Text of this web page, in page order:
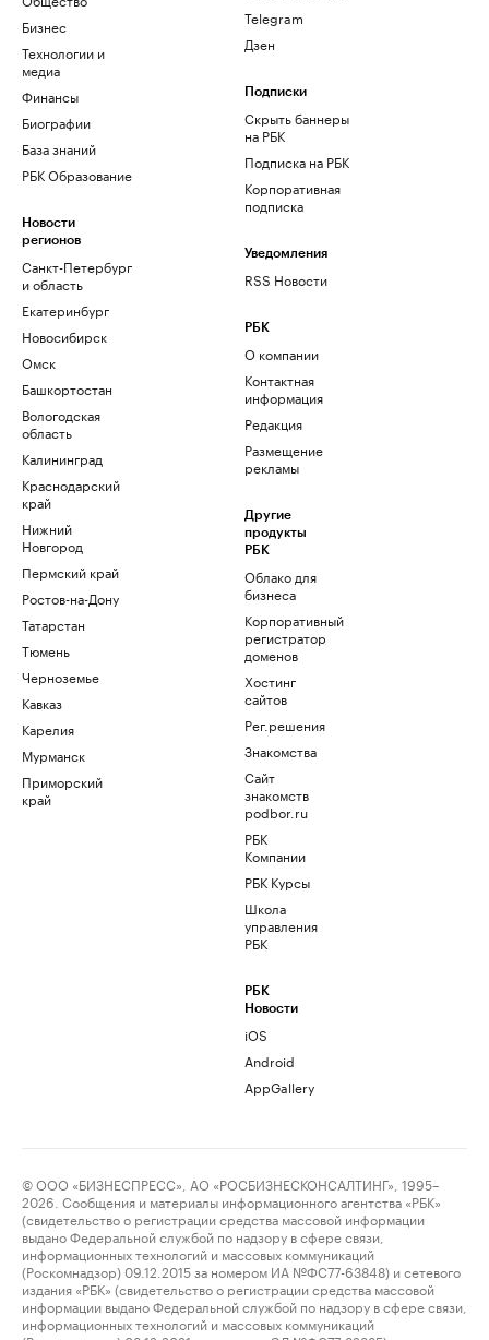
Бизнес
Технологии и
медиа
Финансы
Биографии
База знаний
РБК Образование
Новости
регионов
Санкт-Петербург
и область
Екатеринбург
Новосибирск
Омск
Башкортостан
Вологодская
область
Калининград
Краснодарский
край
Нижний
Новгород
Пермский край
Ростов-на-Дону
Татарстан
Тюмень
Черноземье
Кавказ
Карелия
Мурманск
Приморский
край
Telegram
Дзен
Подписки
Скрыть баннеры
на РБК
Подписка на РБК
Корпоративная
подписка
Уведомления
RSS Новости
РБК
О компании
Контактная
информация
Редакция
Размещение
рекламы
Другие
продукты
РБК
Облако для
бизнеса
Корпоративный
регистратор
доменов
Хостинг
сайтов
Рег.решения
Знакомства
Сайт
знакомств
podbor.ru
РБК
Компании
РБК Курсы
Школа
управления
РБК
РБК
Новости
iOS
Android
AppGallery
© ООО «БИЗНЕСПРЕСС», АО «РОСБИЗНЕСКОНСАЛТИНГ», 1995–
2026. Сообщения и материалы информационного агентства «РБК»
(свидетельство о регистрации средства массовой информации
выдано Федеральной службой по надзору в сфере связи,
информационных технологий и массовых коммуникаций
(Роскомнадзор) 09.12.2015 за номером ИА №ФС77-63848) и сетевого
издания «РБК» (свидетельство о регистрации средства массовой
информации выдано Федеральной службой по надзору в сфере связи,
информационных технологий и массовых коммуникаций